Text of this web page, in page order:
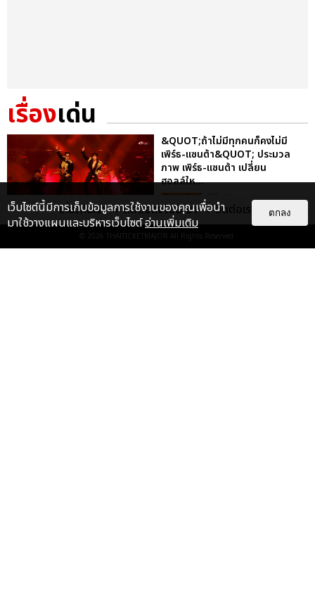
เรื่องเด่น
&QUOT;ถ้าไม่มีทุกคนก็คงไม่มี
เพิร์ธ-แซนต้า&QUOT; ประมวล
ภาพ เพิร์ธ-แซนต้า เปลี่ยน
ฮอลล์ให...
EXCLUSIVE
ไม่ว่าจะวันนี้หรือวันไหน ก็จะยังภูมิใจ
ในตัว &QUOT;แจบอม&QUOT;
เกี่ยวกับเรา ติดต่อลงโฆษณา ติดต่อเรา
© 2026 THAITICKETMAJOR All Rights Reserved.
เว็บไซต์นี้มีการเก็บข้อมูลการใช้งานของคุณเพื่อนำ
มาใช้วางแผนและบริหารเว็บไซต์อ่านเพิ่มเติม
ตกลง